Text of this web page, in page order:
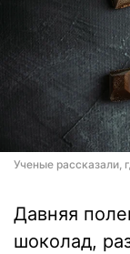
Ученые рассказали,
Давняя
шоколад,